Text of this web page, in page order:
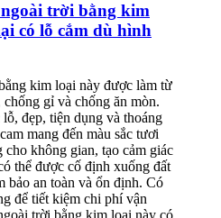
trời bằng kim
có lỗ cắm dù hình
kim loại này được làm từ
chống gỉ và chống ăn mòn.
đẹp, tiện dụng và thoáng
mang đến màu sắc tươi
cho không gian, tạo cảm giác
thể được cố định xuống đất
bảo an toàn và ổn định. Có
để tiết kiệm chi phí vận
trời bằng kim loại này có